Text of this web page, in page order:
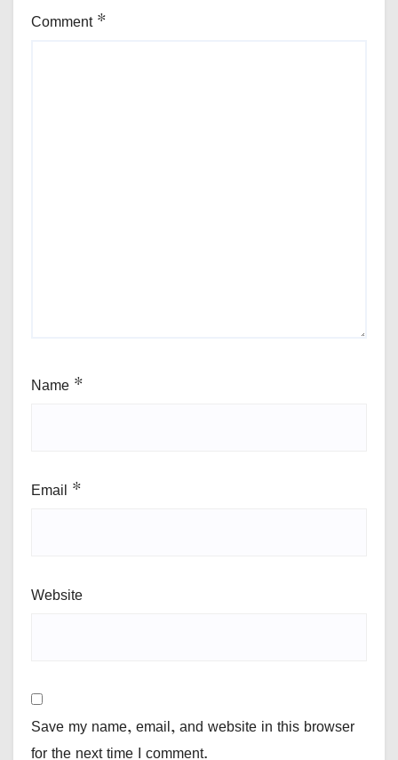
Comment *
Name *
Email *
Website
Save my name, email, and website in this browser
for the next time I comment.